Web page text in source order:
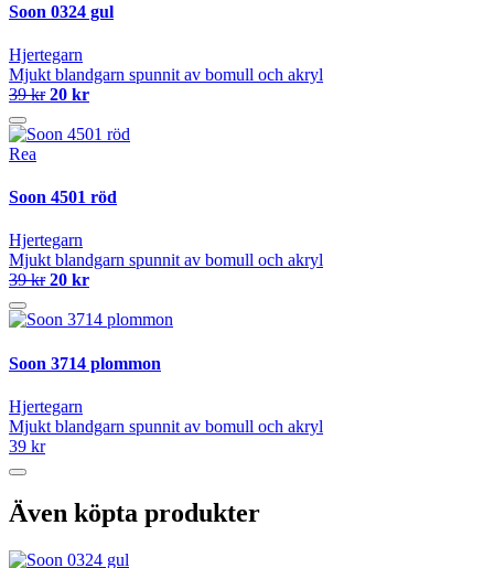
Soon 0324 gul
Hjertegarn
Mjukt blandgarn spunnit av bomull och akryl
39 kr 20 kr
Rea
Soon 4501 röd
Hjertegarn
Mjukt blandgarn spunnit av bomull och akryl
39 kr 20 kr
Soon 3714 plommon
Hjertegarn
Mjukt blandgarn spunnit av bomull och akryl
39 kr
Även köpta produkter